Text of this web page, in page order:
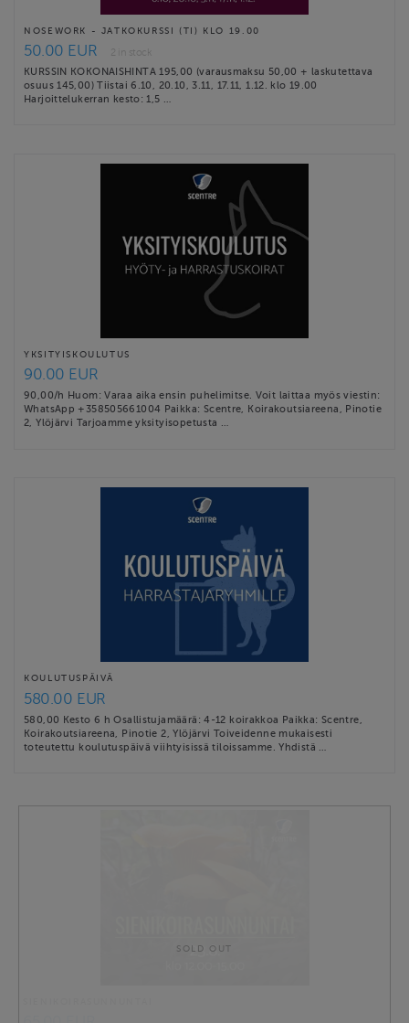
NOSEWORK - JATKOKURSSI (TI) KLO 19.00
50.00 EUR
2 in stock
KURSSIN KOKONAISHINTA 195,00 (varausmaksu 50,00 + laskutettava
osuus 145,00) Tiistai 6.10, 20.10, 3.11, 17.11, 1.12. klo 19.00
Harjoittelukerran kesto: 1,5 …
YKSITYISKOULUTUS
90.00 EUR
90,00/h Huom: Varaa aika ensin puhelimitse. Voit laittaa myös viestin:
WhatsApp +358505661004 Paikka: Scentre, Koirakoutsiareena, Pinotie
2, Ylöjärvi Tarjoamme yksityisopetusta …
KOULUTUSPÄIVÄ
580.00 EUR
580,00 Kesto 6 h Osallistujamäärä: 4-12 koirakkoa Paikka: Scentre,
Koirakoutsiareena, Pinotie 2, Ylöjärvi Toiveidenne mukaisesti
toteutettu koulutuspäivä viihtyisissä tiloissamme. Yhdistä …
SOLD OUT